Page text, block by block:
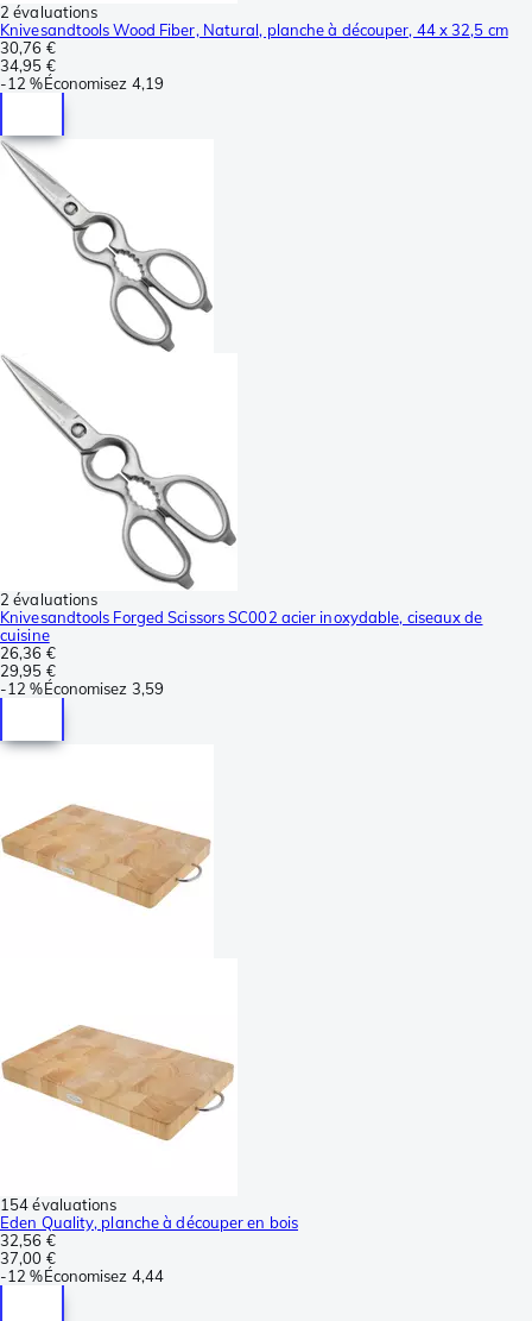
2 évaluations
Knivesandtools Wood Fiber, Natural, planche à découper, 44 x 32,5 cm
30,76 €
34,95 €
-12 %Économisez 4,19
2 évaluations
Knivesandtools Forged Scissors SC002 acier inoxydable, ciseaux de
cuisine
26,36 €
29,95 €
-12 %Économisez 3,59
154 évaluations
Eden Quality, planche à découper en bois
32,56 €
37,00 €
-12 %Économisez 4,44